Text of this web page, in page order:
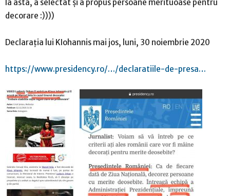
la asta, a selectat și a propus persoane merituoase pentru
decorare :))))
Declarația lui KIohannis mai jos, luni, 30 noiembrie 2020
https://www.presidency.ro/…/declaratiile-de-presa…